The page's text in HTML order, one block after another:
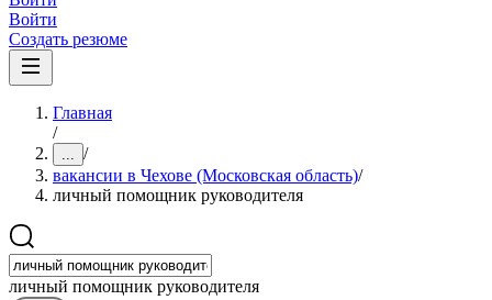
Войти
Создать резюме
Главная
/
... /
вакансии в Чехове (Московская область)/
личный помощник руководителя
личный помощник руководителя